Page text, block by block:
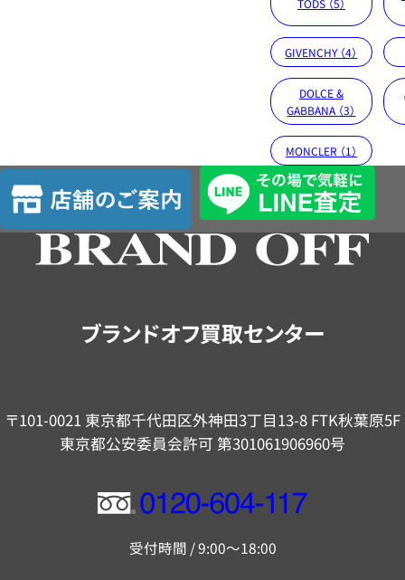
GIVENCHY （4）
DOLCE &
GABBANA （3）
MONCLER （1）
店
舗
の
ブランドオフ買取センター
〒101-0021 東京都千代田区外神田3丁目13-8 FTK秋葉原5F
東京都公安委員会許可 第301061906960号
フ
ー
受付時間 / 9:00～18:00